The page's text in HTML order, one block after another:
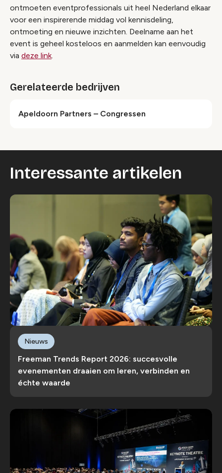
ontmoeten eventprofessionals uit heel Nederland elkaar
voor een inspirerende middag vol kennisdeling,
ontmoeting en nieuwe inzichten. Deelname aan het
event is geheel kosteloos en aanmelden kan eenvoudig
via deze link
Gerelateerde bedrijven
Apeldoorn Partners – Congressen
Interessante artikelen
Freeman Trends Report 2026: succesvolle
evenementen draaien om leren, verbinden en
échte waarde
Nieuws